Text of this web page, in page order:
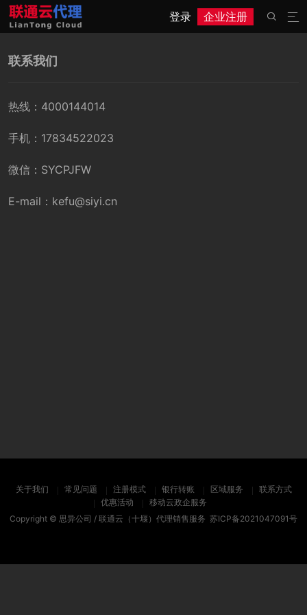
登录 企业注册 

联系我们
热线：4000144014
手机：17834522023
微信：SYCPJFW
E-mail：kefu@siyi.cn
关于我们 常见问题 注册模式 银行转账 区域服务
联系方式
优惠活动
移动云政企服务
Copyright © 思异公司 / 联通云（十堰）代理销售服务 苏ICP备2021047091号